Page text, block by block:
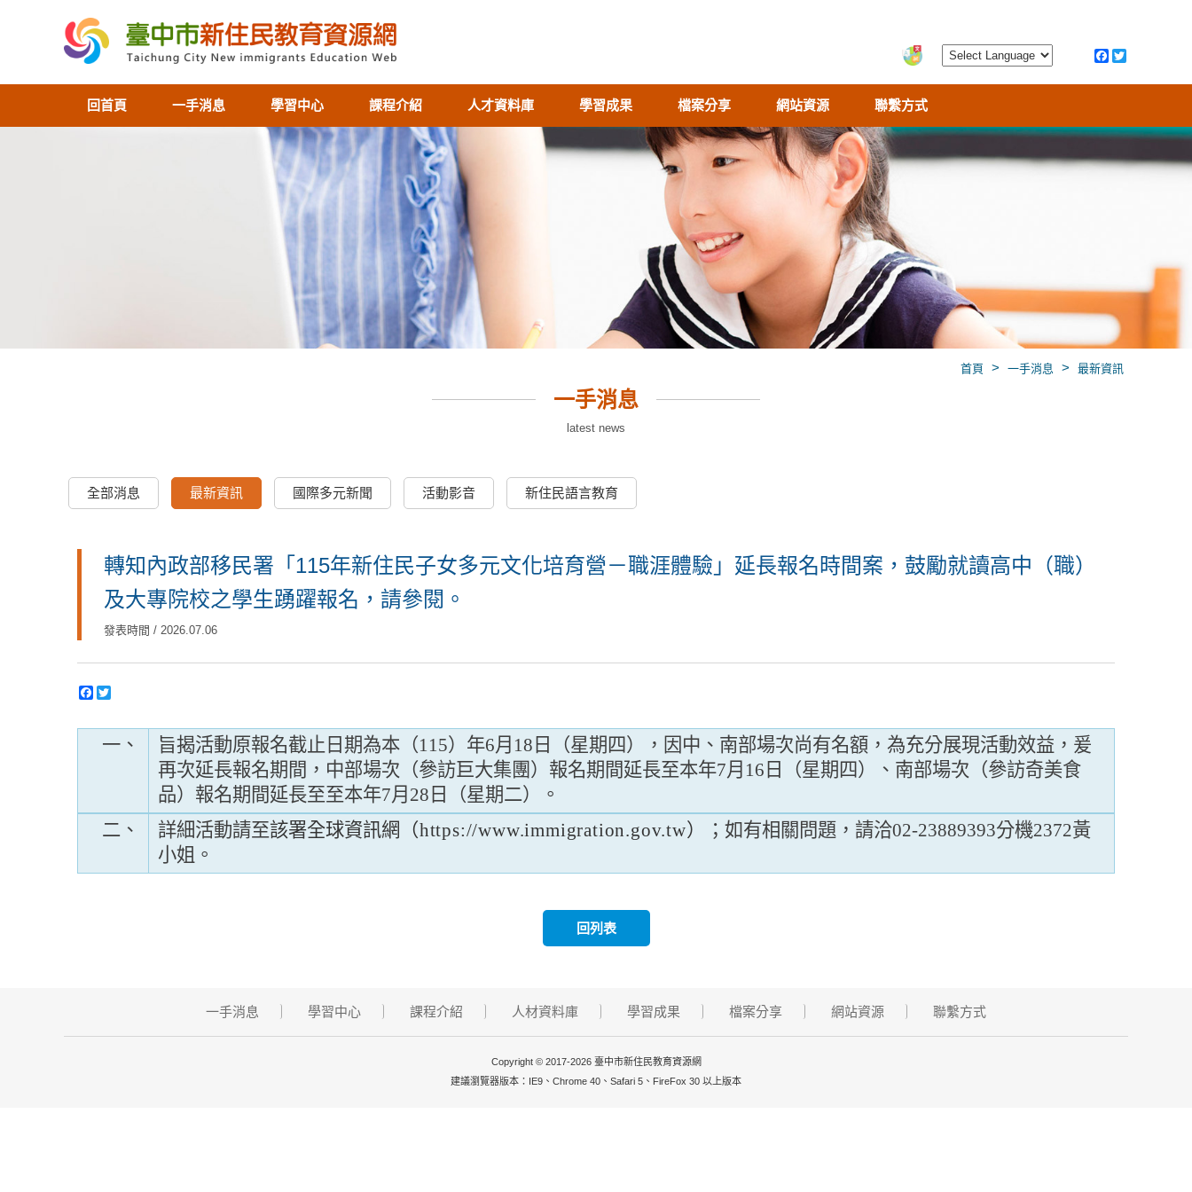
回首頁 一手消息 學習中心 課程介紹 人才資料庫 學習成果 檔案分享 網站資源 聯繫方式
首頁 > 一手消息 > 最新資訊
一手消息
latest news
全部消息 最新資訊 國際多元新聞 活動影音 新住民語言教育
轉知內政部移民署「115年新住民子女多元文化培育營－職涯體驗」延長報名時間案，鼓勵就讀高中（職）
及大專院校之學生踴躍報名，請參閱。
發表時間 / 2026.07.06
一、
旨揭活動原報名截止日期為本（115）年6月18日（星期四），因中、南部場次尚有名額，為充分展現活動效益，爰
再次延長報名期間，中部場次（參訪巨大集團）報名期間延長至本年7月16日（星期四）、南部場次（參訪奇美食
品）報名期間延長至至本年7月28日（星期二）。
二、
詳細活動請至該署全球資訊網 （https://www.immigration.gov.tw）
；如有相關問題，請洽02-23889393分機2372黃
小姐。
回列表
一手消息 學習中心 課程介紹 人材資料庫 學習成果 檔案分享 網站資源 聯繫方式
Copyright © 2017-2026 臺中市新住民教育資源網
建議瀏覽器版本：IE9、Chrome 40、Safari 5、FireFox 30 以上版本